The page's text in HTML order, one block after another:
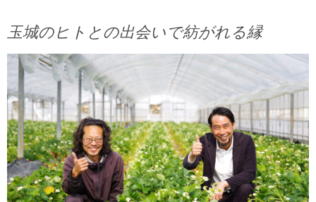
玉城のヒトとの出会いで紡がれる縁